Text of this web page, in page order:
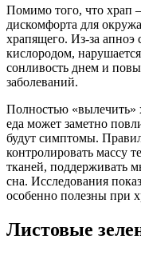
Помимо того, что храп
дискомфорта для
храпящего. Из-за апноэ
кислородом,
сонливость днем и
заболеваний.
Полностью «вылечить»
еда может заметно
будут симптомы.
контролировать массу
тканей, поддерживать
сна. Исследования
особенно полезны при
Листовые